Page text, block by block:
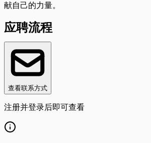
献自己的力量。
应聘流程
查看联系方式
注册并登录后即可查看